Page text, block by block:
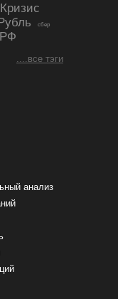
Кризис
сбер
....все тэги
анализ